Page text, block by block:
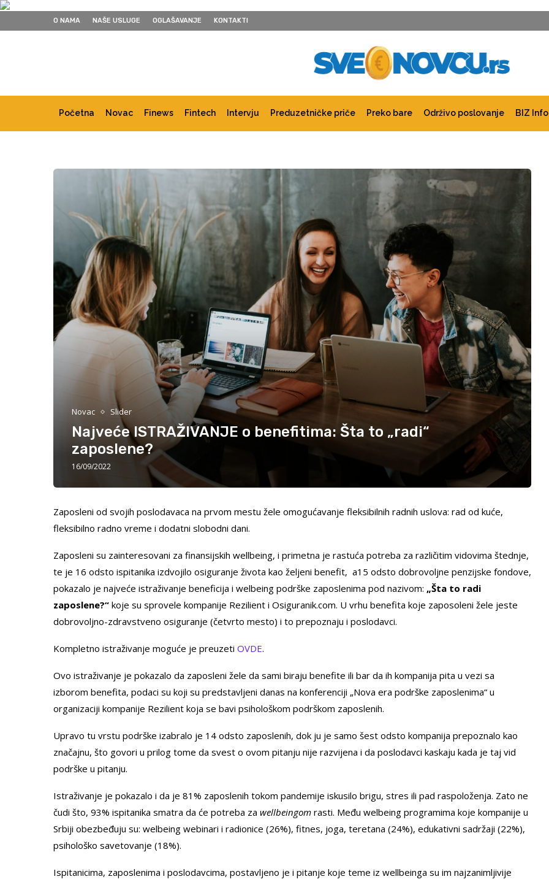
O NAMA NAŠE USLUGE OGLAŠAVANJE KONTAKTI
Početna Novac Finews Fintech Intervju Preduzetničke priče Preko bare Održivo poslovanje BIZ Info
Novac Slider
Najveće ISTRAŽIVANJE o benefitima: Šta to „radi“
zaposlene?
16/09/2022
Zaposleni od svojih poslodavaca na prvom mestu žele omogućavanje fleksibilnih radnih uslova: rad od kuće,
fleksibilno radno vreme i dodatni slobodni dani.
Zaposleni su zainteresovani za finansijskih wellbeing, i primetna je rastuća potreba za različitim vidovima štednje,
te je 16 odsto ispitanika izdvojilo osiguranje života kao željeni benefit, a15 odsto dobrovoljne penzijske fondove,
pokazalo je najveće istraživanje beneficija i welbeing podrške zaposlenima pod nazivom: „Šta to radi
zaposlene?“ koje su sprovele kompanije Rezilient i Osiguranik.com. U vrhu benefita koje zaposoleni žele jeste
dobrovoljno-zdravstveno osiguranje (četvrto mesto) i to prepoznaju i poslodavci.
Kompletno istraživanje moguće je preuzeti OVDE.
Ovo istraživanje je pokazalo da zaposleni žele da sami biraju benefite ili bar da ih kompanija pita u vezi sa
izborom benefita, podaci su koji su predstavljeni danas na konferenciji „Nova era podrške zaposlenima“ u
organizaciji kompanije Rezilient koja se bavi psihološkom podrškom zaposlenih.
Upravo tu vrstu podrške izabralo je 14 odsto zaposlenih, dok ju je samo šest odsto kompanija prepoznalo kao
značajnu, što govori u prilog tome da svest o ovom pitanju nije razvijena i da poslodavci kaskaju kada je taj vid
podrške u pitanju.
Istraživanje je pokazalo i da je 81% zaposlenih tokom pandemije iskusilo brigu, stres ili pad raspoloženja. Zato ne
čudi što, 93% ispitanika smatra da će potreba za wellbeingom rasti. Među welbeing programima koje kompanije u
Srbiji obezbeđuju su: welbeing webinari i radionice (26%), fitnes, joga, teretana (24%), edukativni sadržaji (22%),
psihološko savetovanje (18%).
Ispitanicima, zaposlenima i poslodavcima, postavljeno je i pitanje koje teme iz wellbeinga su im najzanimljivije